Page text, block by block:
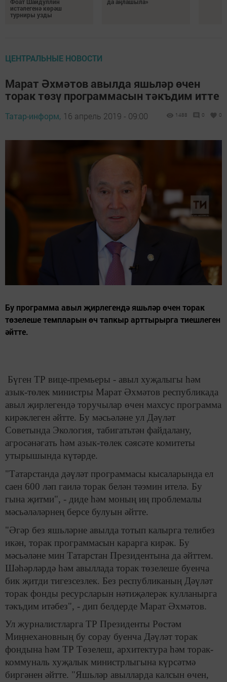
Фоат Шайдуллин
истәлегенә көрәш
турниры узды
да аңлашыла»
ЦЕНТРАЛЬНЫЕ НОВОСТИ
Марат Әхмәтов авылда яшьләр өчен
торак төзү программасын тәкъдим итте
Татар-информ, 16 апрель 2019 - 09:00 1488 0 0
Бу программа авыл җирлегендә яшьләр өчен торак
төзелеше темпларын өч тапкыр арттырырга тиешлеген
әйтте.
Бүген ТР вице-премьеры - авыл хуҗалыгы һәм
азык-төлек министры Марат Әхмәтов республикада
авыл җирлегендә торучылар өчен махсус программа
кирәклеген әйтте. Бу мәсьәләне ул Дәүләт
Советында Экология, табигатьтән файдалану,
агросәнәгать һәм азык-төлек сәясәте комитеты
утырышында күтәрде.
"Татарстанда дәүләт программасы кысаларында ел
саен 600 ләп гаилә торак белән тәэмин ителә. Бу
гына җитми", - диде һәм моның иң проблемалы
мәсьәләләрнең берсе булуын әйтте.
"Әгәр без яшьләрне авылда тотып калырга телибез
икән, торак программасын карарга кирәк. Бу
мәсьәләне мин Татарстан Президентына да әйттем.
Шәһәрләрдә һәм авыллада торак төзелеше буенча
бик җитди тигезсезлек. Без республиканың Дәүләт
торак фонды ресурсларын нәтиҗәлерәк кулланырга
тәкъдим итәбез", - дип белдерде Марат Әхмәтов.
Ул журналистларга ТР Президенты Рөстәм
Миңнехановның бу сорау буенча Дәүләт торак
фондына һәм ТР Төзелеш, архитектура һәм торак-
коммуналь хуҗалык министрлыгына күрсәтмә
биргәнен әйтте. "Яшьләр авылларда калсын өчен,